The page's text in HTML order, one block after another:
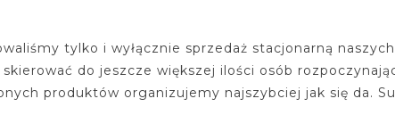
tylko i wyłącznie sprzedaż stacjonarną
do jeszcze większej ilości osób
produktów organizujemy najszybciej jak się da.